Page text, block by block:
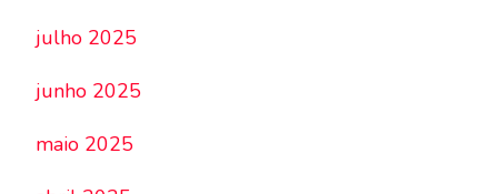
julho 2025
junho 2025
maio 2025